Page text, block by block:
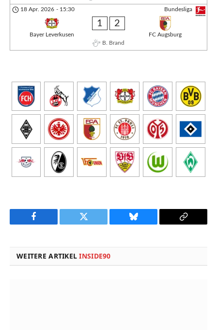
Bundesliga
18 Apr. 2026 - 15:30
Bayer Leverkusen
1 2
FC Augsburg
B. Brand
Facebook Twitter Bluesky
Copy
WEITERE ARTIKELINSIDE90